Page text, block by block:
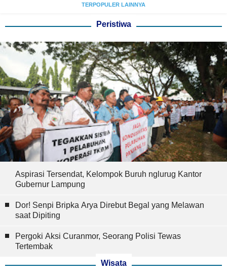
TERPOPULER LAINNYA
Peristiwa
Aspirasi Tersendat, Kelompok Buruh nglurug Kantor
Gubernur Lampung
Dor! Senpi Bripka Arya Direbut Begal yang Melawan
saat Dipiting
Pergoki Aksi Curanmor, Seorang Polisi Tewas
Tertembak
Wisata